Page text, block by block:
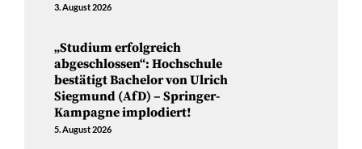
3. August 2026
„Studium erfolgreich
abgeschlossen“: Hochschule
bestätigt Bachelor von Ulrich
Siegmund (AfD) – Springer-
Kampagne implodiert!
5. August 2026